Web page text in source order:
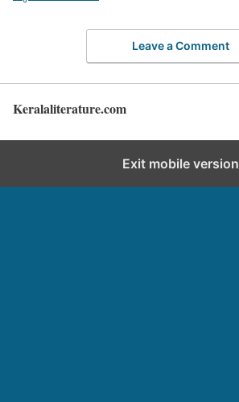
Leave a Comment
Keralaliterature.com
Exit mobile version